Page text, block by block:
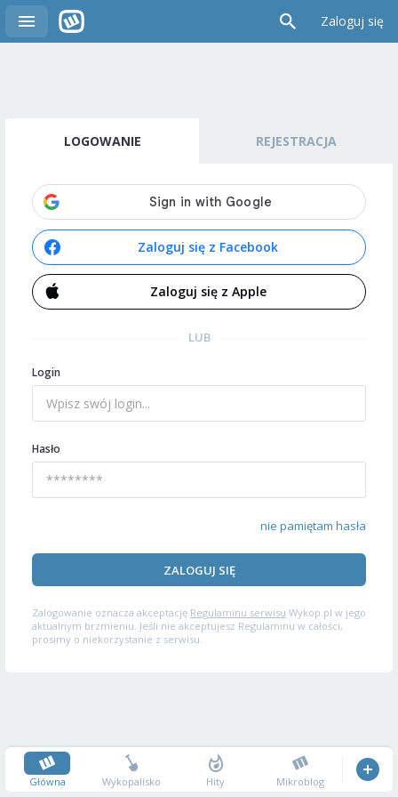
Zaloguj się
LOGOWANIE REJESTRACJA
Zaloguj się z Facebook
Zaloguj się z Apple
LUB
Login
Hasło
nie pamiętam hasła
ZALOGUJ SIĘ
Zalogowanie oznacza akceptację Regulaminu serwisu Wykop.pl w jego
aktualnym brzmieniu. Jeśli nie akceptujesz Regulaminu w całości,
prosimy o niekorzystanie z serwisu.
Główna Wykopalisko Hity Mikroblog